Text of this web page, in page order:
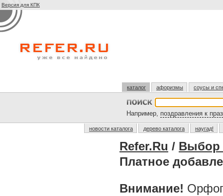
Версия для КПК
каталог афоризмы соусы и
Например, поздравления к
новости каталога дерево каталога наугад!
Refer.Ru / Выбор
Платное
Внимание!